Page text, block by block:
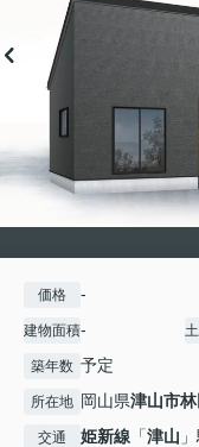
価格 -
建物面積-
築年数 予定
所在地 岡山県津山市
交通 姫新線 「津山